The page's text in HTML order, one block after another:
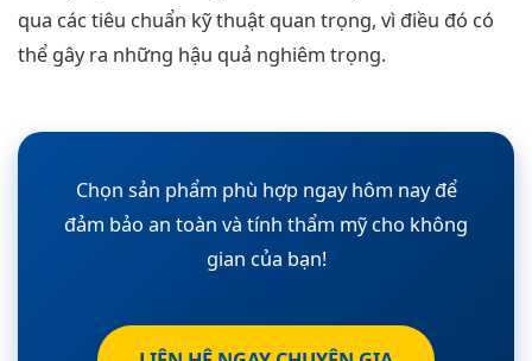
qua các tiêu chuẩn kỹ thuật quan trọng, vì điều đó có
thể gây ra những hậu quả nghiêm trọng.
Chọn sản phẩm phù hợp ngay hôm nay để
đảm bảo an toàn và tính thẩm mỹ cho không
gian của bạn!